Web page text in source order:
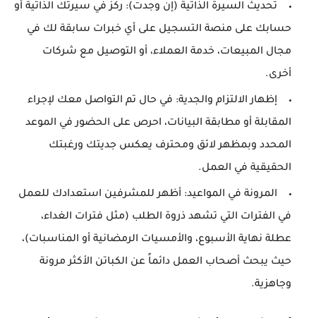
تحديث السيرة الذاتية (إن وجدت): ركز في سيرتك الذاتية أو
حسابك على منصة التسجيل على أي خبرات سابقة لك في
مجال المبيعات، خدمة العملاء، أو التوصيل مع شركات
أخرى.
إظهار الالتزام والجدية: في حال تم التواصل معك لإجراء
المقابلة أو مطابقة البيانات، احرص على الحضور في الموعد
المحدد وبمظهر لائق ومحترف يعكس جديتك ورغبتك
الحقيقية في العمل.
المرونة في المواعيد: أظهر للمشرفين استعدادك للعمل
في الفترات التي تشهد ذروة الطلب (مثل فترات الغداء،
عطلة نهاية الأسبوع، والأمسيات الرمضانية أو المناسبات)،
حيث يبحث أصحاب العمل دائماً عن الكباتن الأكثر مرونة
وجاهزية.